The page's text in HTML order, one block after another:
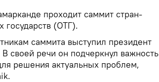
проходит саммит стран-
государств (ОТГ).
саммита выступил президент
своей речи он подчеркнул важность
решения актуальных проблем,